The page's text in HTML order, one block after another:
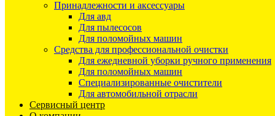
Принадлежности и аксессуары
Для авд
Для пылесосов
Для поломойных машин
Средства для профессиональной очистки
Для ежедневной уборки ручного применения
Для поломойных машин
Специализированные очистители
Для автомобильной отрасли
Сервисный центр